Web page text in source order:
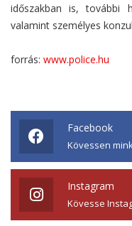
időszakban is, további
valamint személyes
forrás: www.police.hu
Facebook
Kövessen
Instagram
Kövesse